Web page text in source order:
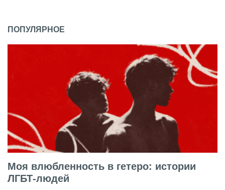
ПОПУЛЯРНОЕ
Моя влюбленность в гетеро: истории
ЛГБТ-людей